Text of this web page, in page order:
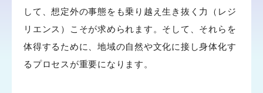
して、想定外の事態をも乗り越え生き抜く力（レジ
リエンス）こそが求められます。そして、それらを
体得するために、地域の自然や文化に接し身体化す
るプロセスが重要になります。